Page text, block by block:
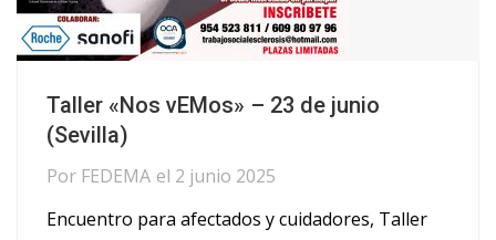
Taller «Nos vEMos» – 23 de junio
(Sevilla)
Por FEDEMA el 2 junio 2025
Encuentro para afectados y cuidadores, Taller